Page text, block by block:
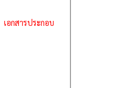
เอกสารประกอบ